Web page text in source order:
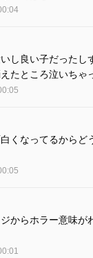
し良い子だったし
たところ泣いちゃ
くなってるからど
からホラー意味が